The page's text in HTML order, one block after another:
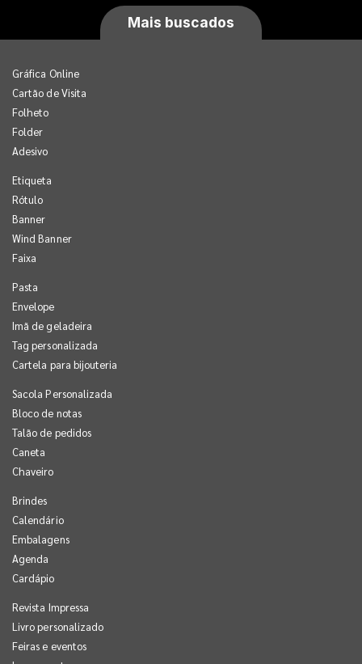
Mais buscados
Gráfica Online
Cartão de Visita
Folheto
Folder
Adesivo
Etiqueta
Rótulo
Banner
Wind Banner
Faixa
Pasta
Envelope
Imã de geladeira
Tag personalizada
Cartela para bijouteria
Sacola Personalizada
Bloco de notas
Talão de pedidos
Caneta
Chaveiro
Brindes
Calendário
Embalagens
Agenda
Cardápio
Revista Impressa
Livro personalizado
Feiras e eventos